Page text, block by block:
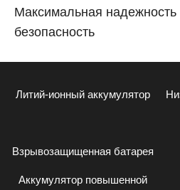
Максимальная
безопасность
Литий-ионный аккумулятор
Взрывозащищенная батарея
Аккумулятор повышенной